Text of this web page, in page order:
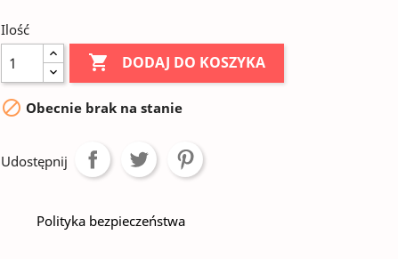
Ilość
 DODAJ DO KOSZYKA
 Obecnie brak na stanie
Udostępnij
Polityka bezpieczeństwa